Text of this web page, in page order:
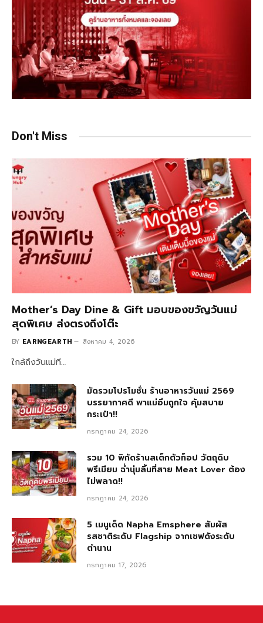
Don't Miss
Mother’s Day Dine & Gift มอบของขวัญวันแม่
สุดพิเศษ ส่งตรงถึงโต๊ะ
BY EARNGEARTH สิงหาคม 4, 2026
ใกล้ถึงวันแม่ที…
มัดรวมโปรโมชั่น ร้านอาหารวันแม่ 2569
บรรยากาศดี พาแม่อิ่มถูกใจ คุ้มสบาย
กระเป๋า!!
กรกฎาคม 24, 2026
รวม 10 พิกัดร้านสเต็กตัวท็อป วัตถุดิบ
พรีเมียม ฉ่ำนุ่มลิ้นที่สาย Meat Lover ต้อง
ไม่พลาด!!
กรกฎาคม 24, 2026
5 เมนูเด็ด Napha Emsphere สัมผัส
รสชาติระดับ Flagship จากเชฟดังระดับ
ตำนาน
กรกฎาคม 17, 2026